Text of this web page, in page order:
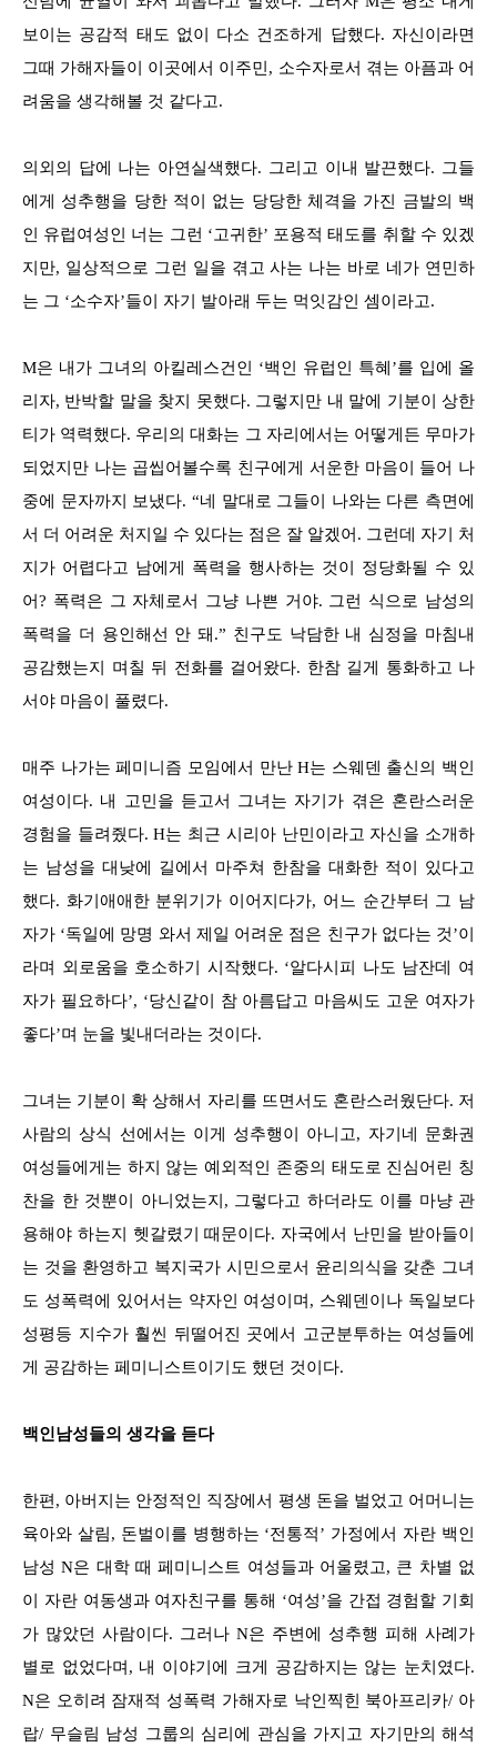
보이는 공감적 태도 없이 다소 건조하게 답했다. 자신이라면
그때 가해자들이 이곳에서 이주민, 소수자로서 겪는 아픔과 어
려움을 생각해볼 것 같다고.
의외의 답에 나는 아연실색했다. 그리고 이내 발끈했다. 그들
에게 성추행을 당한 적이 없는 당당한 체격을 가진 금발의 백
인 유럽여성인 너는 그런 ‘고귀한’ 포용적 태도를 취할 수 있겠
지만, 일상적으로 그런 일을 겪고 사는 나는 바로 네가 연민하
는 그 ‘소수자’들이 자기 발아래 두는 먹잇감인 셈이라고.
M은 내가 그녀의 아킬레스건인 ‘백인 유럽인 특혜’를 입에 올
리자, 반박할 말을 찾지 못했다. 그렇지만 내 말에 기분이 상한
티가 역력했다. 우리의 대화는 그 자리에서는 어떻게든 무마가
되었지만 나는 곱씹어볼수록 친구에게 서운한 마음이 들어 나
중에 문자까지 보냈다. “네 말대로 그들이 나와는 다른 측면에
서 더 어려운 처지일 수 있다는 점은 잘 알겠어. 그런데 자기 처
지가 어렵다고 남에게 폭력을 행사하는 것이 정당화될 수 있
어? 폭력은 그 자체로서 그냥 나쁜 거야. 그런 식으로 남성의
폭력을 더 용인해선 안 돼.” 친구도 낙담한 내 심정을 마침내
공감했는지 며칠 뒤 전화를 걸어왔다. 한참 길게 통화하고 나
서야 마음이 풀렸다.
매주 나가는 페미니즘 모임에서 만난 H는 스웨덴 출신의 백인
여성이다. 내 고민을 듣고서 그녀는 자기가 겪은 혼란스러운
경험을 들려줬다. H는 최근 시리아 난민이라고 자신을 소개하
는 남성을 대낮에 길에서 마주쳐 한참을 대화한 적이 있다고
했다. 화기애애한 분위기가 이어지다가, 어느 순간부터 그 남
자가 ‘독일에 망명 와서 제일 어려운 점은 친구가 없다는 것’이
라며 외로움을 호소하기 시작했다. ‘알다시피 나도 남잔데 여
자가 필요하다’, ‘당신같이 참 아름답고 마음씨도 고운 여자가
좋다’며 눈을 빛내더라는 것이다.
그녀는 기분이 확 상해서 자리를 뜨면서도 혼란스러웠단다. 저
사람의 상식 선에서는 이게 성추행이 아니고, 자기네 문화권
여성들에게는 하지 않는 예외적인 존중의 태도로 진심어린 칭
찬을 한 것뿐이 아니었는지, 그렇다고 하더라도 이를 마냥 관
용해야 하는지 헷갈렸기 때문이다. 자국에서 난민을 받아들이
는 것을 환영하고 복지국가 시민으로서 윤리의식을 갖춘 그녀
도 성폭력에 있어서는 약자인 여성이며, 스웨덴이나 독일보다
성평등 지수가 훨씬 뒤떨어진 곳에서 고군분투하는 여성들에
게 공감하는 페미니스트이기도 했던 것이다.
백인남성들의 생각을 듣다
한편, 아버지는 안정적인 직장에서 평생 돈을 벌었고 어머니는
육아와 살림, 돈벌이를 병행하는 ‘전통적’ 가정에서 자란 백인
남성 N은 대학 때 페미니스트 여성들과 어울렸고, 큰 차별 없
이 자란 여동생과 여자친구를 통해 ‘여성’을 간접 경험할 기회
가 많았던 사람이다. 그러나 N은 주변에 성추행 피해 사례가
별로 없었다며, 내 이야기에 크게 공감하지는 않는 눈치였다.
N은 오히려 잠재적 성폭력 가해자로 낙인찍힌 북아프리카/ 아
랍/ 무슬림 남성 그룹의 심리에 관심을 가지고 자기만의 해석